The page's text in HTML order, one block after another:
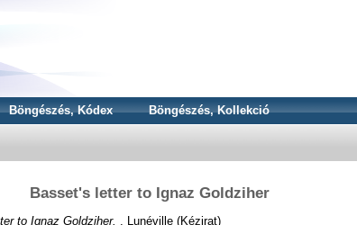
Böngészés, Kódex Böngészés, Kollekció
Basset's letter to Ignaz Goldziher
to Ignaz Goldziher. , Lunéville (Kézirat)